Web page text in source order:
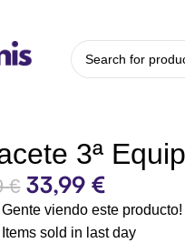
3ª
€ 33,99€
Gente viendo este producto!
Items sold in last day